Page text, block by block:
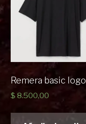
Remera basic logo
$ 8.500,00